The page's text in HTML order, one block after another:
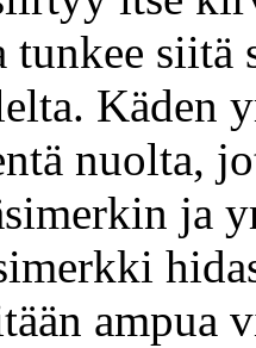
tunkee siitä
Käden
nuolta,
ja
ampua